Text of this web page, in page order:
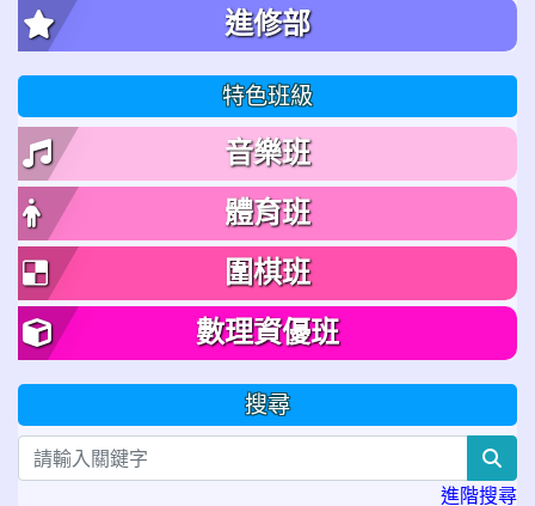
進修部
特色班級
音樂班
體育班
圍棋班
數理資優班
搜尋
進階搜尋